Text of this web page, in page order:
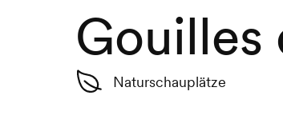
Gouilles
Naturschauplätze